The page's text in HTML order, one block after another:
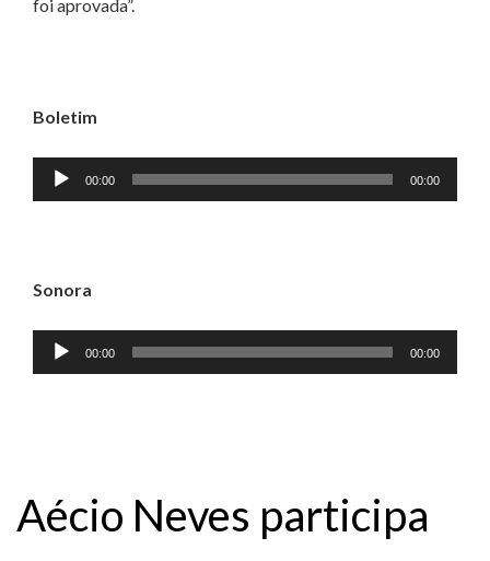
foi aprovada”.
Boletim
Tocador
de
00:00 00:00
Sonora
Tocador
de
00:00 00:00
Aécio Neves participa